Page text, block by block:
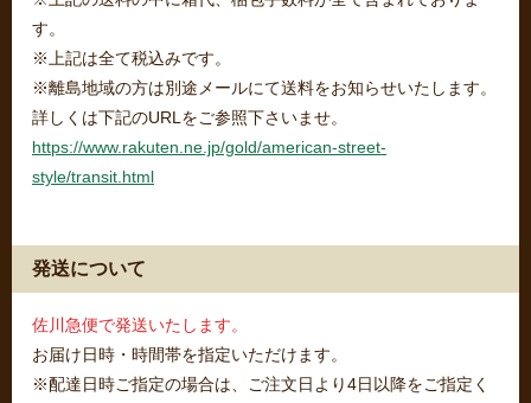
す。
※上記は全て税込みです。
※離島地域の方は別途メールにて送料をお知らせいたします。
詳しくは下記のURLをご参照下さいませ。
https://www.rakuten.ne.jp/gold/american-street-
style/transit.html
発送について
佐川急便で発送いたします。
お届け日時・時間帯を指定いただけます。
※配達日時ご指定の場合は、ご注文日より4日以降をご指定く